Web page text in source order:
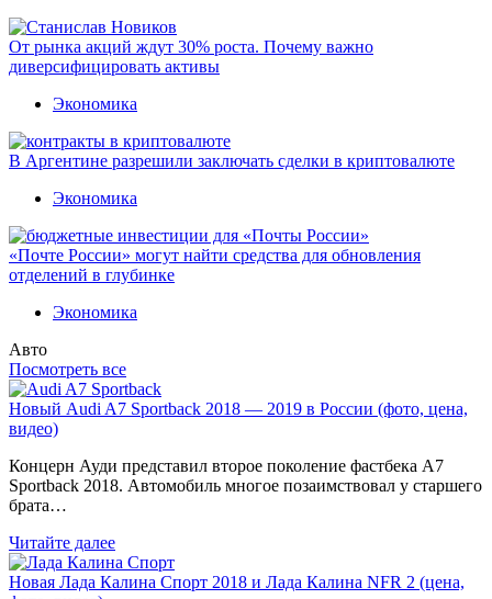
От рынка акций ждут 30% роста. Почему важно
диверсифицировать активы
Экономика
В Аргентине разрешили заключать сделки в криптовалюте
Экономика
«Почте России» могут найти средства для обновления
отделений в глубинке
Экономика
Авто
Посмотреть все
Новый Audi A7 Sportback 2018 — 2019 в России (фото, цена,
видео)
Концерн Ауди представил второе поколение фастбека A7
Sportback 2018. Автомобиль многое позаимствовал у старшего
брата…
Читайте далее
Новая Лада Калина Спорт 2018 и Лада Калина NFR 2 (цена,